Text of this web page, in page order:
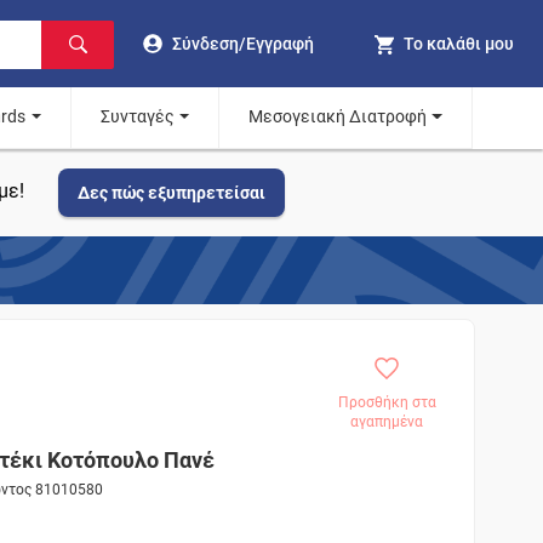
Σύνδεση/Εγγραφή Το καλάθι μου
Συνταγές Μεσογειακή Διατροφή
Δες πώς εξυπηρετείσαι
Προσθήκη στα
αγαπημένα
Κοτόπουλο Πανέ
81010580